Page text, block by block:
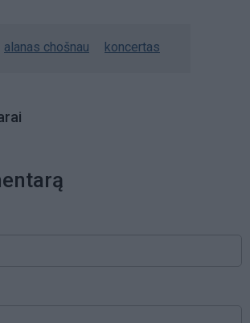
alanas chošnau koncertas